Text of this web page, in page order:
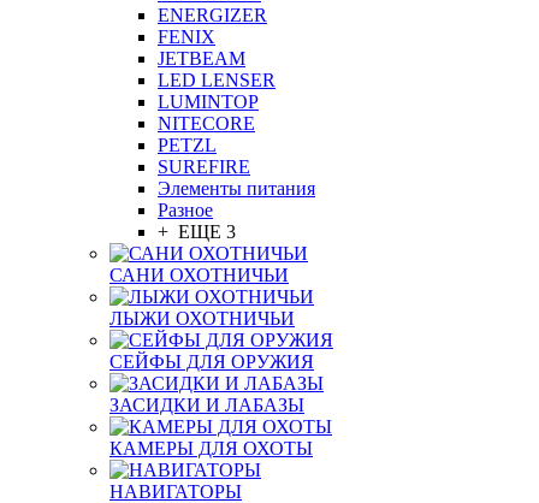
ENERGIZER
FENIX
JETBEAM
LED LENSER
LUMINTOP
NITECORE
PETZL
SUREFIRE
Элементы питания
Разное
+ ЕЩЕ 3
САНИ ОХОТНИЧЬИ
ЛЫЖИ ОХОТНИЧЬИ
СЕЙФЫ ДЛЯ ОРУЖИЯ
ЗАСИДКИ И ЛАБАЗЫ
КАМЕРЫ ДЛЯ ОХОТЫ
НАВИГАТОРЫ